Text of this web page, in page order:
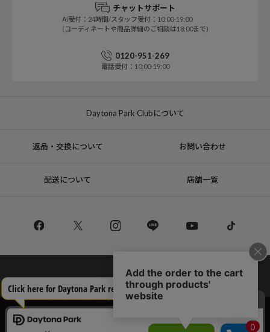
チャットサポート
AI受付：24時間/スタッフ受付：10:00-19:00
(コーディネートや商品詳細のご相談は18:00まで)
0120-951-269
電話受付：10:00-19:00
Daytona Park Clubについて
返品・交換について お問い合わせ
配送について 店舗一覧
リクルート
サステナブルマークについて
プライバシーポリシー
特定商取引法・古物営業法に基づく表記
Copyright © DAYTONA INTERNATIONAL Co.,Ltd All Rights Reserved.
当サイトでは利用体験の向上およびコンテンツの最適な提供、トラフィック
の分析を目的としてCookieを使用しています。